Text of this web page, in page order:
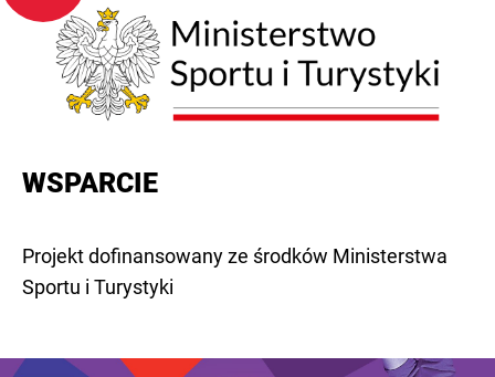
WSPARCIE
Projekt dofinansowany ze środków Ministerstwa
Sportu i Turystyki